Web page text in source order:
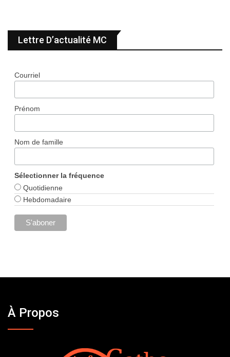
Lettre D’actualité MC
Courriel
Prénom
Nom de famille
Sélectionner la fréquence
Quotidienne
Hebdomadaire
À Propos